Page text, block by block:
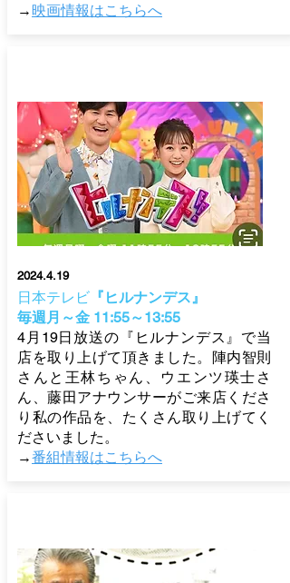
→映画情報はこちらへ
2024.4.19
日本テレビ 『ヒルナンデス』
毎週月～金 11:55～13:55
4月19日放送の『ヒルナンデス』で当
店を取り上げて頂きました。陣内智則
さんと王林ちゃん、ウエンツ瑛士さ
ん、藤田アナウンサーがご来店くださ
り私の作品を、たくさん取り上げてく
ださいました。
→番組情報はこちらへ